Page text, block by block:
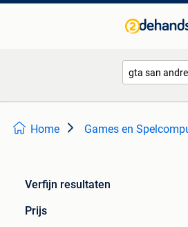
Home Games en
Verfijn resultaten
Prijs